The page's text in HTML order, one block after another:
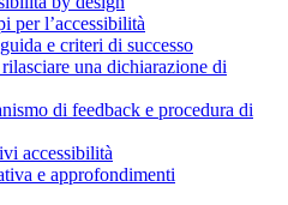
per l’accessibilità
e criteri di successo
una dichiarazione di
di feedback e procedura di
accessibilità
e approfondimenti